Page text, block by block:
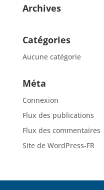
Archives
Catégories
Aucune catégorie
Méta
Connexion
Flux des publications
Flux des commentaires
Site de WordPress-FR